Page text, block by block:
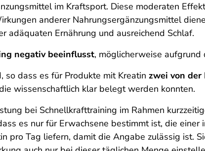
im Kraftsport. Diese moderaten
anderer Nahrungsergänzungsmittel
adäquaten Ernährung und ausreichend Schlaf.
negativ beeinflusst, möglicherweise aufgrund
so dass es für Produkte mit Kreatin zwei von der
wissenschaftlich klar belegt werden konnten.
bei Schnellkrafttraining im Rahmen
es nur für Erwachsene bestimmt ist, die einer
pro Tag liefern, damit die Angabe zulässig ist.